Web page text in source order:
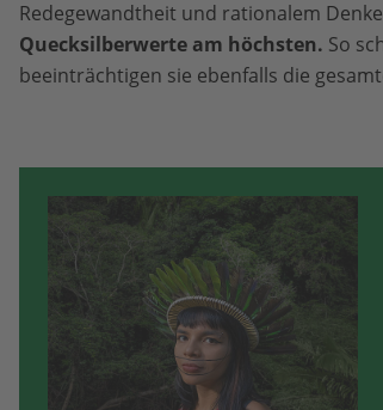
Redegewandtheit und rationalem
Quecksilberwerte am höchsten. So
beeinträchtigen sie ebenfalls die